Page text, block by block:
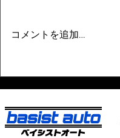
コメントを追加…